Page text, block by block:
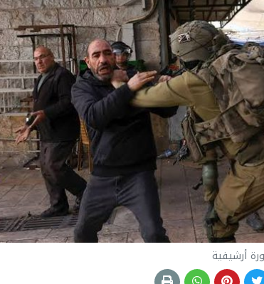
أرشيفية